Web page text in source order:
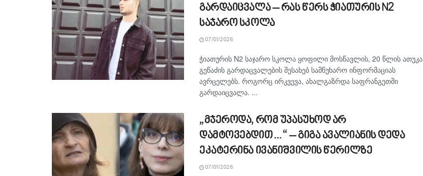
გარდაიცვალა – რას წერს ჭიათურის N2
საჯარო სკოლა
07/01/2026
ჭიათურის N2 საჯარო სკოლა ყოფილი მოსწავლის, 20 წლის ათუკა
გეწაძის გარდაცვალების შესახებ სამწუხარო ინფორმაციას
ავრცელებს. როგორც ირკვევა, ახალგაზრდა საფრანგეთში
გარდაიცვალა. ...
„მჯეროდა, რომ უპასუხოდ არ
დამტოვებდით…“ – გიგა ავალიანის დედა
ეკატერინა ივანიშვილის წერილზე
07/01/2026